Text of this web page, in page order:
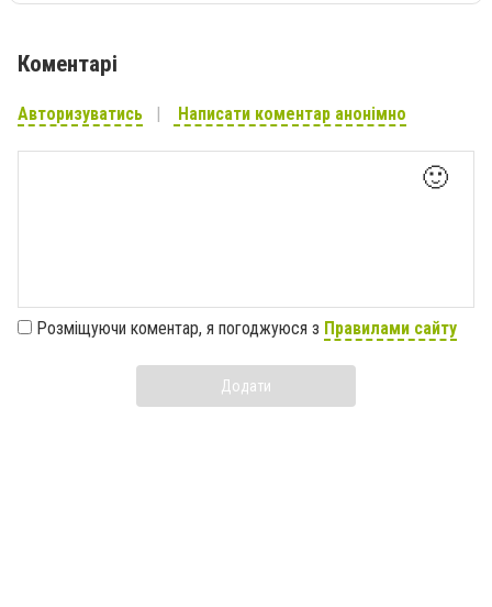
Коментарі
Авторизуватись Написати коментар анонімно
🙂
Розміщуючи коментар, я погоджуюся з Правилами сайту
Додати